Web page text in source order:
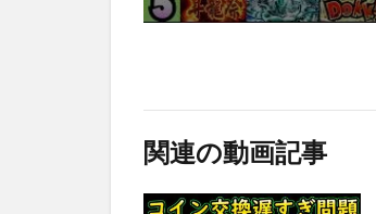
関連の動画記事